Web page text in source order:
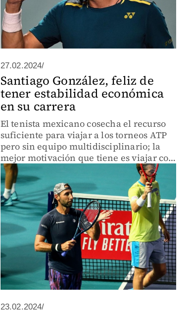
27.02.2024/
Santiago González, feliz de
tener estabilidad económica
en su carrera
El tenista mexicano cosecha el recurso
suficiente para viajar a los torneos ATP
pero sin equipo multidisciplinario; la
mejor motivación que tiene es viajar con
su familia
23.02.2024/